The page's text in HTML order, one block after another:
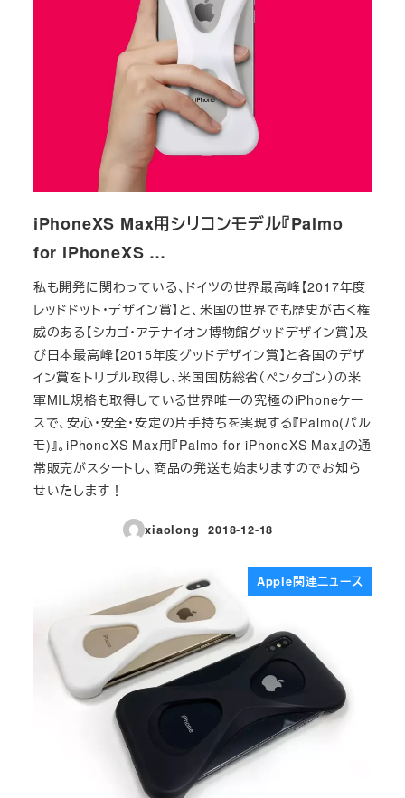
iPhoneXS Max用シリコンモデル『Palmo
for iPhoneXS …
私も開発に関わっている、ドイツの世界最高峰【2017年度
レッドドット・デザイン賞】と、米国の世界でも歴史が古く権
威のある【シカゴ・アテナイオン博物館グッドデザイン賞】及
び日本最高峰【2015年度グッドデザイン賞】と各国のデザ
イン賞をトリプル取得し、米国国防総省（ペンタゴン）の米
軍MIL規格も取得している世界唯一の究極のiPhoneケー
スで、安心・安全・安定の片手持ちを実現する『Palmo(パル
モ)』。iPhoneXS Max用『Palmo for iPhoneXS Max』の通
常販売がスタートし、商品の発送も始まりますのでお知ら
せいたします！
xiaolong
投稿日
2018-12-18
Apple関連ニュース